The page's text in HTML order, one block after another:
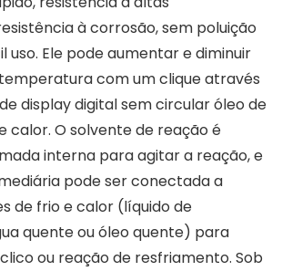
à corrosão, sem poluição
uso. Ele pode aumentar e diminuir
com um clique através
display digital sem circular óleo de
calor. O solvente de reação é
interna para agitar a reação, e
pode ser conectada a
de frio e calor (líquido de
quente ou óleo quente) para
ou reação de resfriamento. Sob